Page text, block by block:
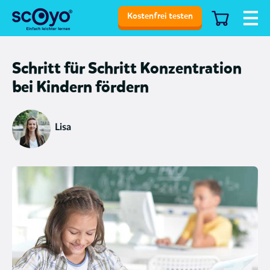
Kostenfrei testen
Schritt für Schritt Konzentration
bei Kindern fördern
Lisa